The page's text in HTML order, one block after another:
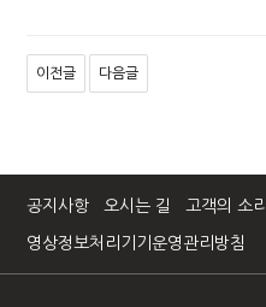
이전글 다음글
공지사항 오시는 길 고객의 소리
영상정보처리기기운영관리방침